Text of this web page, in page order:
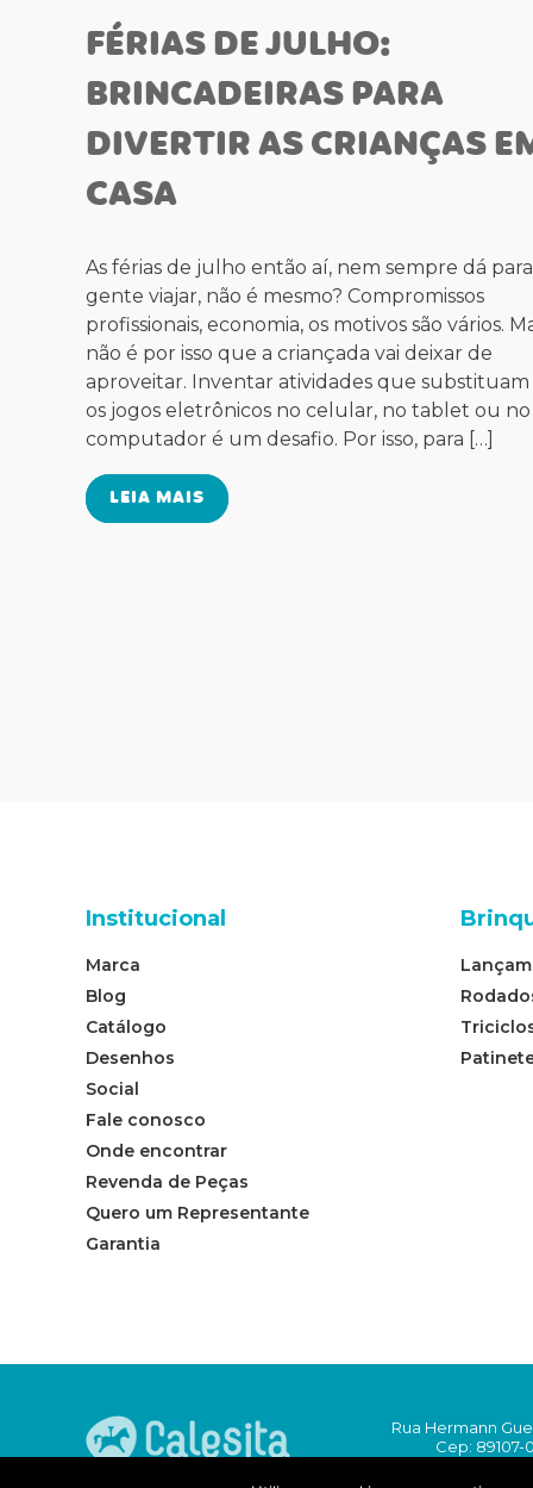
FÉRIAS DE JULHO:
BRINCADEIRAS PARA
DIVERTIR AS CRIANÇAS
CASA
As férias de julho então aí, nem sempre dá
gente viajar, não é mesmo? Compromissos
profissionais, economia, os motivos são vários.
não é por isso que a criançada vai deixar de
aproveitar. Inventar atividades que substituam
os jogos eletrônicos no celular, no tablet ou no
computador é um desafio. Por isso, para […]
LEIA MAIS
Institucional
Marca
Blog
Catálogo
Desenhos
Social
Fale conosco
Onde encontrar
Revenda de Peças
Quero um Representante
Garantia
Rua Hermann
Cep: